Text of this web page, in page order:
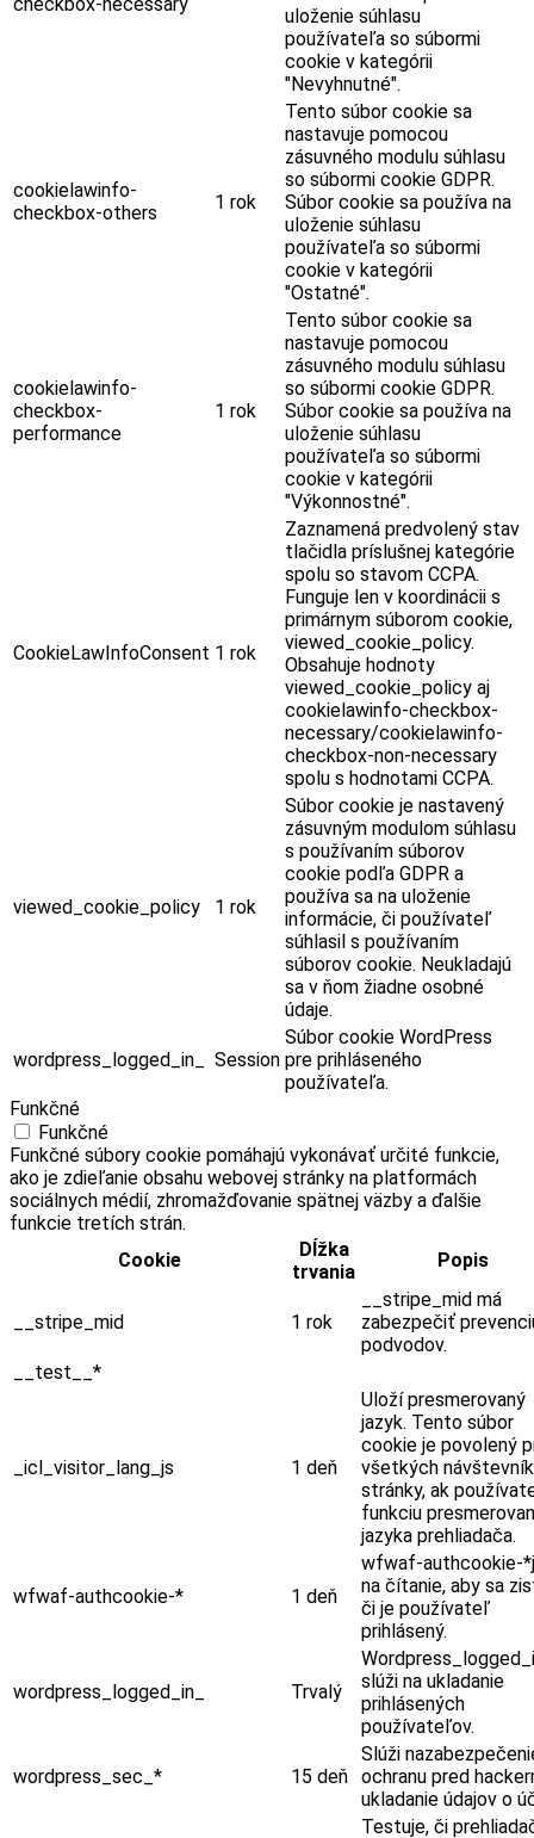
uloženie súhlasu
používateľa so súbormi
cookie v kategórii
"Nevyhnutné".
cookielawinfo-
checkbox-others
1 rok
Tento súbor cookie sa
nastavuje pomocou
zásuvného modulu súhlasu
so súbormi cookie GDPR.
Súbor cookie sa používa na
uloženie súhlasu
používateľa so súbormi
cookie v kategórii
"Ostatné".
cookielawinfo-
checkbox-
performance
1 rok
Tento súbor cookie sa
nastavuje pomocou
zásuvného modulu súhlasu
so súbormi cookie GDPR.
Súbor cookie sa používa na
uloženie súhlasu
používateľa so súbormi
cookie v kategórii
"Výkonnostné".
CookieLawInfoConsent 1 rok
Zaznamená predvolený stav
tlačidla príslušnej kategórie
spolu so stavom CCPA.
Funguje len v koordinácii s
primárnym súborom cookie,
viewed_cookie_policy.
Obsahuje hodnoty
viewed_cookie_policy aj
cookielawinfo-checkbox-
necessary/cookielawinfo-
checkbox-non-necessary
spolu s hodnotami CCPA.
viewed_cookie_policy 1 rok
Súbor cookie je nastavený
zásuvným modulom súhlasu
s používaním súborov
cookie podľa GDPR a
používa sa na uloženie
informácie, či používateľ
súhlasil s používaním
súborov cookie. Neukladajú
sa v ňom žiadne osobné
údaje.
wordpress_logged_in_ Session
Súbor cookie WordPress
pre prihláseného
používateľa.
Funkčné
Funkčné
Funkčné súbory cookie pomáhajú vykonávať určité funkcie,
ako je zdieľanie obsahu webovej stránky na platformách
sociálnych médií, zhromažďovanie spätnej väzby a ďalšie
funkcie tretích strán.
Cookie
Dĺžka
trvania
Popis
__stripe_mid 1 rok
__stripe_mid má
zabezpečiť
podvodov.
__test__*
_icl_visitor_lang_js 1 deň
Uloží presmerovaný
jazyk. Tento súbor
cookie je povolený
všetkých
stránky, ak
funkciu
jazyka prehliadača.
wfwaf-authcookie-* 1 deň
wfwaf-authcookie-
na čítanie, aby sa
či je používateľ
prihlásený.
wordpress_logged_in_ Trvalý
slúži na ukladanie
prihlásených
používateľov.
wordpress_sec_* 15 deň
Slúži
ochranu pred
ukladanie údajov o
Testuje, či